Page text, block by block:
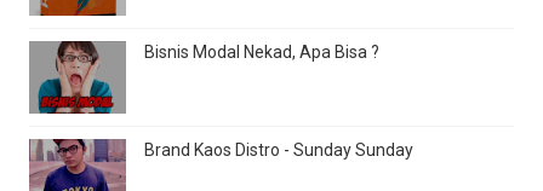
Bisnis Modal Nekad, Apa Bisa ?
Brand Kaos Distro - Sunday Sunday